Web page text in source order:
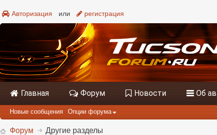
Авторизация или регистрация
Главная Форум Новости Об
Новые сообщения Опции форума
Форум Другие разделы